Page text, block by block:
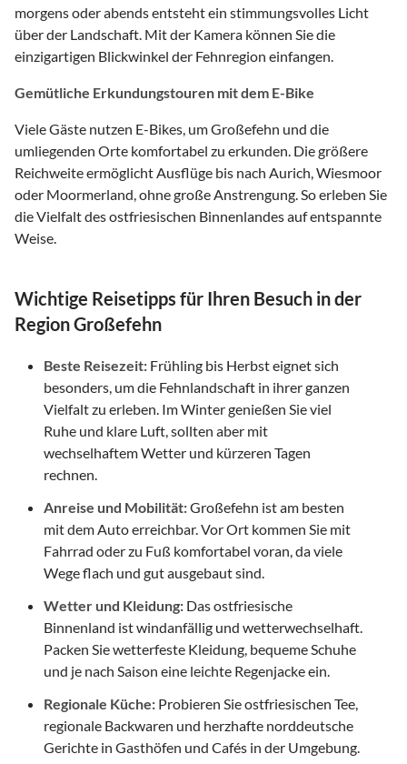
morgens oder abends entsteht ein stimmungsvolles Licht
über der Landschaft. Mit der Kamera können Sie die
einzigartigen Blickwinkel der Fehnregion einfangen.
Gemütliche Erkundungstouren mit dem E-Bike
Viele Gäste nutzen E-Bikes, um Großefehn und die
umliegenden Orte komfortabel zu erkunden. Die größere
Reichweite ermöglicht Ausflüge bis nach Aurich, Wiesmoor
oder Moormerland, ohne große Anstrengung. So erleben Sie
die Vielfalt des ostfriesischen Binnenlandes auf entspannte
Weise.
Wichtige Reisetipps für Ihren Besuch in der
Region Großefehn
Beste Reisezeit: Frühling bis Herbst eignet sich
besonders, um die Fehnlandschaft in ihrer ganzen
Vielfalt zu erleben. Im Winter genießen Sie viel
Ruhe und klare Luft, sollten aber mit
wechselhaftem Wetter und kürzeren Tagen
rechnen.
Anreise und Mobilität:Großefehn ist am besten
mit dem Auto erreichbar. Vor Ort kommen Sie mit
Fahrrad oder zu Fuß komfortabel voran, da viele
Wege flach und gut ausgebaut sind.
Wetter und Kleidung: Das ostfriesische
Binnenland ist windanfällig und wetterwechselhaft.
Packen Sie wetterfeste Kleidung, bequeme Schuhe
und je nach Saison eine leichte Regenjacke ein.
Regionale Küche: Probieren Sie ostfriesischen Tee,
regionale Backwaren und herzhafte norddeutsche
Gerichte in Gasthöfen und Cafés in der Umgebung.